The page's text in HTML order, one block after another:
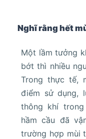
Nghĩ rằng hết
Một lầm tưởng
bớt thì nhiều
Trong thực tế,
điểm sử dụng,
thông khí
hầm cầu đã
trường hợp mùi